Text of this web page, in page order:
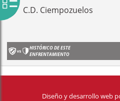
C.D. Ciempozuelos
HISTÓRICO DE ESTE
ENFRENTAMIENTO
Diseño y desarrollo web